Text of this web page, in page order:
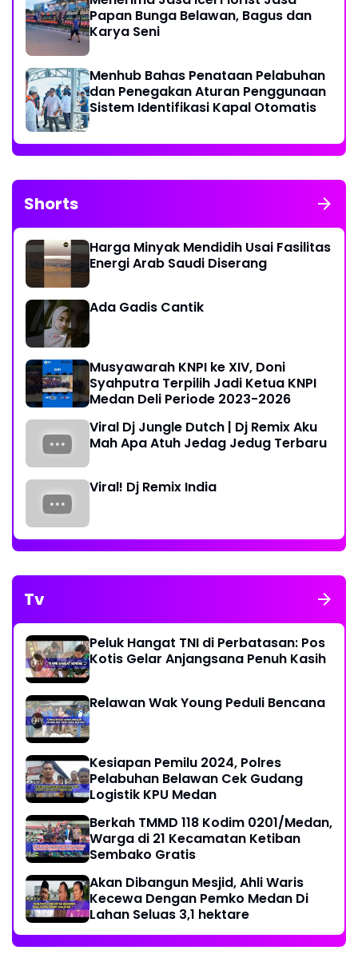
Papan Bunga Belawan, Bagus dan
Karya Seni
Menhub Bahas Penataan Pelabuhan
dan Penegakan Aturan Penggunaan
Sistem Identifikasi Kapal Otomatis
Shorts
Harga Minyak Mendidih Usai Fasilitas
Energi Arab Saudi Diserang
Ada Gadis Cantik
Musyawarah KNPI ke XIV, Doni
Syahputra Terpilih Jadi Ketua KNPI
Medan Deli Periode 2023-2026
Viral Dj Jungle Dutch | Dj Remix Aku
Mah Apa Atuh Jedag Jedug Terbaru
Viral! Dj Remix India
Tv
Peluk Hangat TNI di Perbatasan: Pos
Kotis Gelar Anjangsana Penuh Kasih
Relawan Wak Young Peduli Bencana
Kesiapan Pemilu 2024, Polres
Pelabuhan Belawan Cek Gudang
Logistik KPU Medan
Berkah TMMD 118 Kodim 0201/Medan,
Warga di 21 Kecamatan Ketiban
Sembako Gratis
Akan Dibangun Mesjid, Ahli Waris
Kecewa Dengan Pemko Medan Di
Lahan Seluas 3,1 hektare